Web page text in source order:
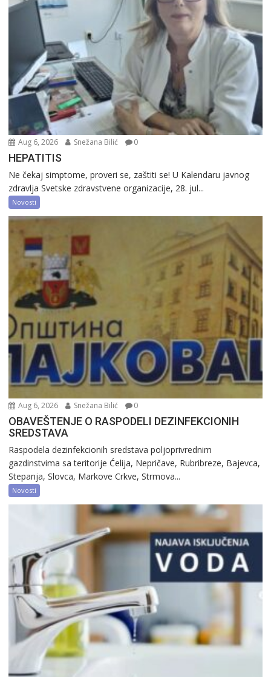
Aug 6, 2026 Snežana Bilić 0
HEPATITIS
Ne čekaj simptome, proveri se, zaštiti se! U Kalendaru javnog
zdravlja Svetske zdravstvene organizacije, 28. jul...
Novosti
Aug 6, 2026 Snežana Bilić 0
OBAVEŠTENJE O RASPODELI DEZINFEKCIONIH
SREDSTAVA
Raspodela dezinfekcionih sredstava poljoprivrednim
gazdinstvima sa teritorije Ćelija, Nepričave, Rubribreze, Bajevca,
Stepanja, Slovca, Markove Crkve, Strmova...
Novosti